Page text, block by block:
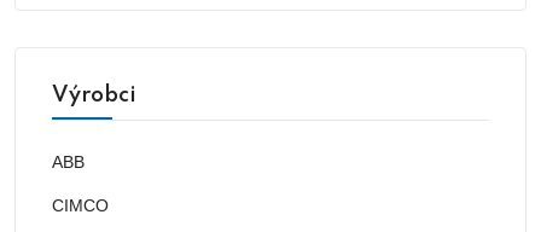
Výrobci
ABB
CIMCO